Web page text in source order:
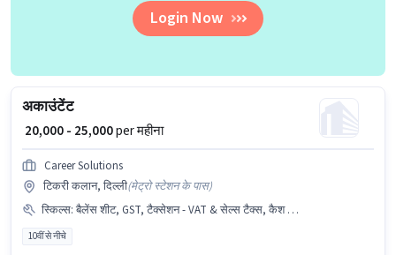
Login Now
अकाउंटेंट
₹ 20,000 - 25,000per महीना
Career Solutions
टिकरी कलान, दिल्ली(मेट्रो स्टेशन के पास)
स्किल्स: बैलेंस शीट, GST, टैक्सेशन - VAT & सेल्स टैक्स, कैश फ्लो, ऑडिट, टैक्स रिटर्न्स, MS Excel, Tally, बुक कीपिंग
10वीं से नीचे